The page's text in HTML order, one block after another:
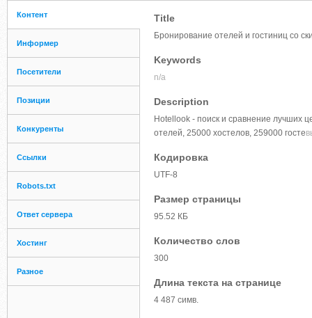
Контент
Информер
Посетители
Позиции
Конкуренты
Ссылки
Robots.txt
Ответ сервера
Хостинг
Разное
Title
Бронирование отелей и гостиниц со
Keywords
n/a
Description
Hotellook - поиск и сравнение лучших
отелей, 25000 хостелов, 259000 госте
Кодировка
UTF-8
Размер страницы
95.52 КБ
Количество слов
300
Длина текста на странице
4 487 симв.